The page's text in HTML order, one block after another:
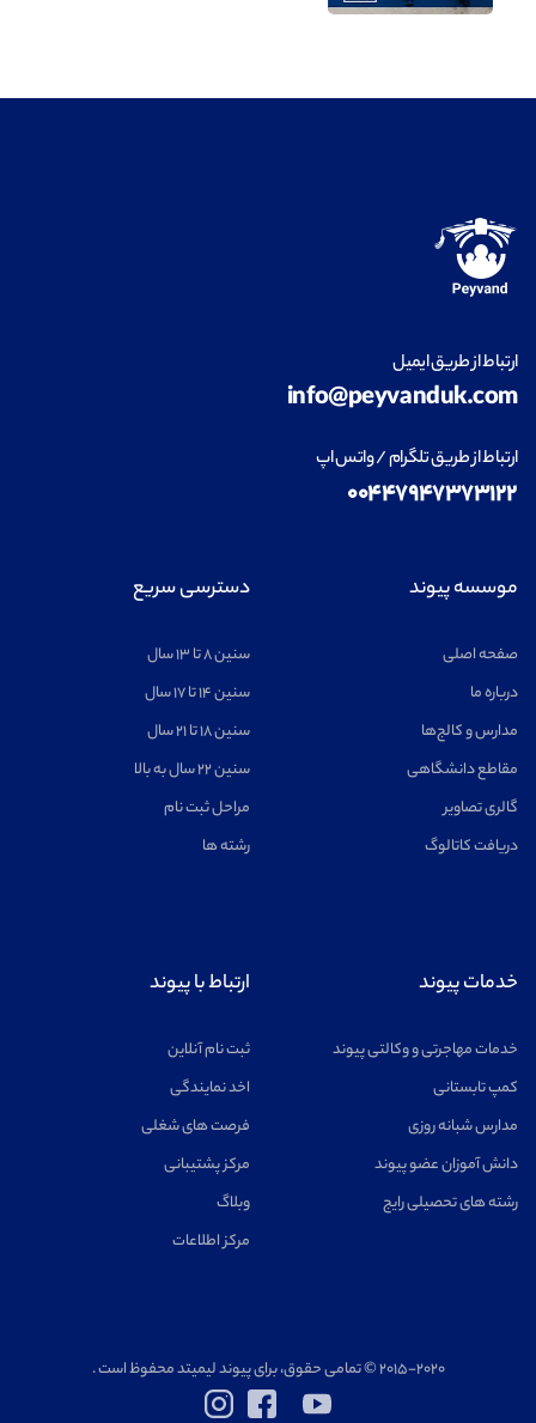
ارتباط از طریق ایمیل
info@peyvanduk.com
ارتباط از طریق تلگرام / واتس اپ
۰۰۴۴۷۹۴۷۳۷۳۱۲۲
موسسه پیوند
صفحه اصلی
درباره ما
مدارس و کالج‌ها
مقاطع دانشگاهی
گالری تصاویر
دریافت کاتالوگ
دسترسی سریع
سنین ۸ تا ۱۳ سال
سنین ۱۴ تا ۱۷ سال
سنین ۱۸ تا ۲۱ سال
سنین ۲۲ سال به بالا
مراحل ثبت نام
رشته ها
خدمات پیوند
خدمات مهاجرتی و وکالتی پیوند
کمپ تابستانی
مدارس شبانه روزی
دانش آموزان عضو پیوند
رشته های تحصیلی رایج
ارتباط با پیوند
ثبت نام آنلاین
اخد نمایندگی
فرصت های شغلی
مرکز پشتیبانی
وبلاگ
مرکز اطلاعات
۲۰۱۵-۲۰۲۰ © تمامی حقوق، برای پیوند لیمیتد محفوظ است .